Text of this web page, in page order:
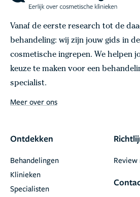
Vanaf de eerste research tot de
behandeling: wij zijn jouw gids in
cosmetische ingrepen. We helpen
keuze te maken voor een
specialist.
Meer over ons
Ontdekken
Behandelingen
Klinieken
Specialisten